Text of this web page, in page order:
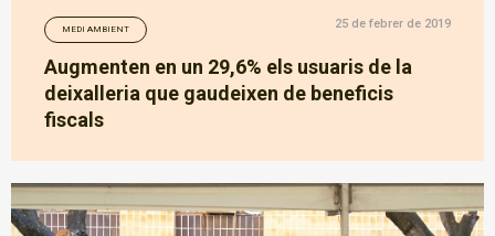
MEDI AMBIENT 25 de febrer de 2019
Augmenten en un 29,6% els usuaris de la
deixalleria que gaudeixen de beneficis
fiscals